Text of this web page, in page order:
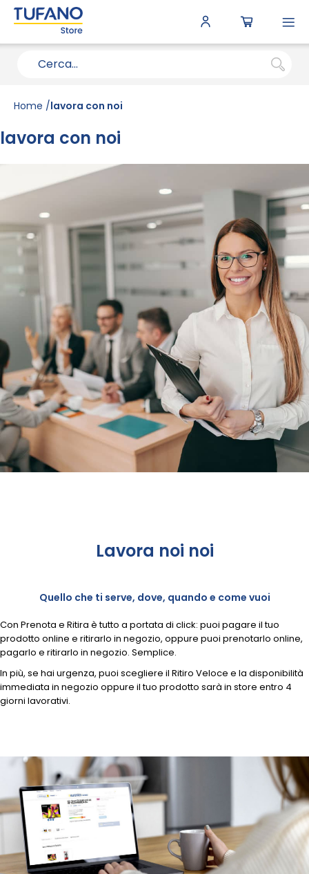
Home lavora con noi
lavora con noi
Lavora noi noi
Quello che ti serve, dove, quando e come vuoi
Con Prenota e Ritira è tutto a portata di click: puoi pagare il tuo
prodotto online e ritirarlo in negozio, oppure puoi prenotarlo online,
pagarlo e ritirarlo in negozio. Semplice.
In più, se hai urgenza, puoi scegliere il Ritiro Veloce e la disponibilità
immediata in negozio oppure il tuo prodotto sarà in store entro 4
giorni lavorativi.